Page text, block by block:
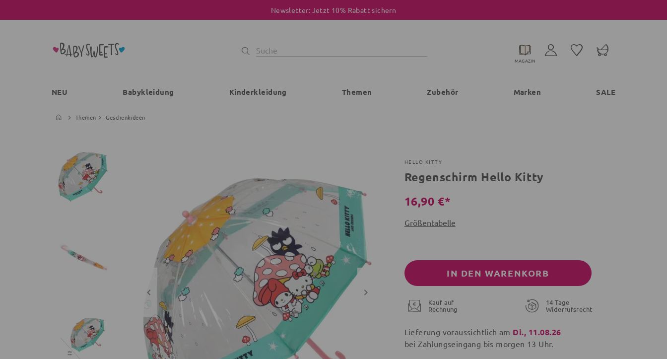
Newsletter: Jetzt 10% Rabatt sichern
MAGAZIN
NEU Babykleidung Kinderkleidung Themen Zubehör Marken SALE
Themen Geschenkideen
HELLO KITTY
Regenschirm Hello Kitty
16,90 €*
Größentabelle
IN DEN WARENKORB
Kauf auf
Rechnung
14 Tage
Widerrufsrecht
Lieferung voraussichtlich am Di., 11.08.26
bei Zahlungseingang bis morgen 13 Uhr.